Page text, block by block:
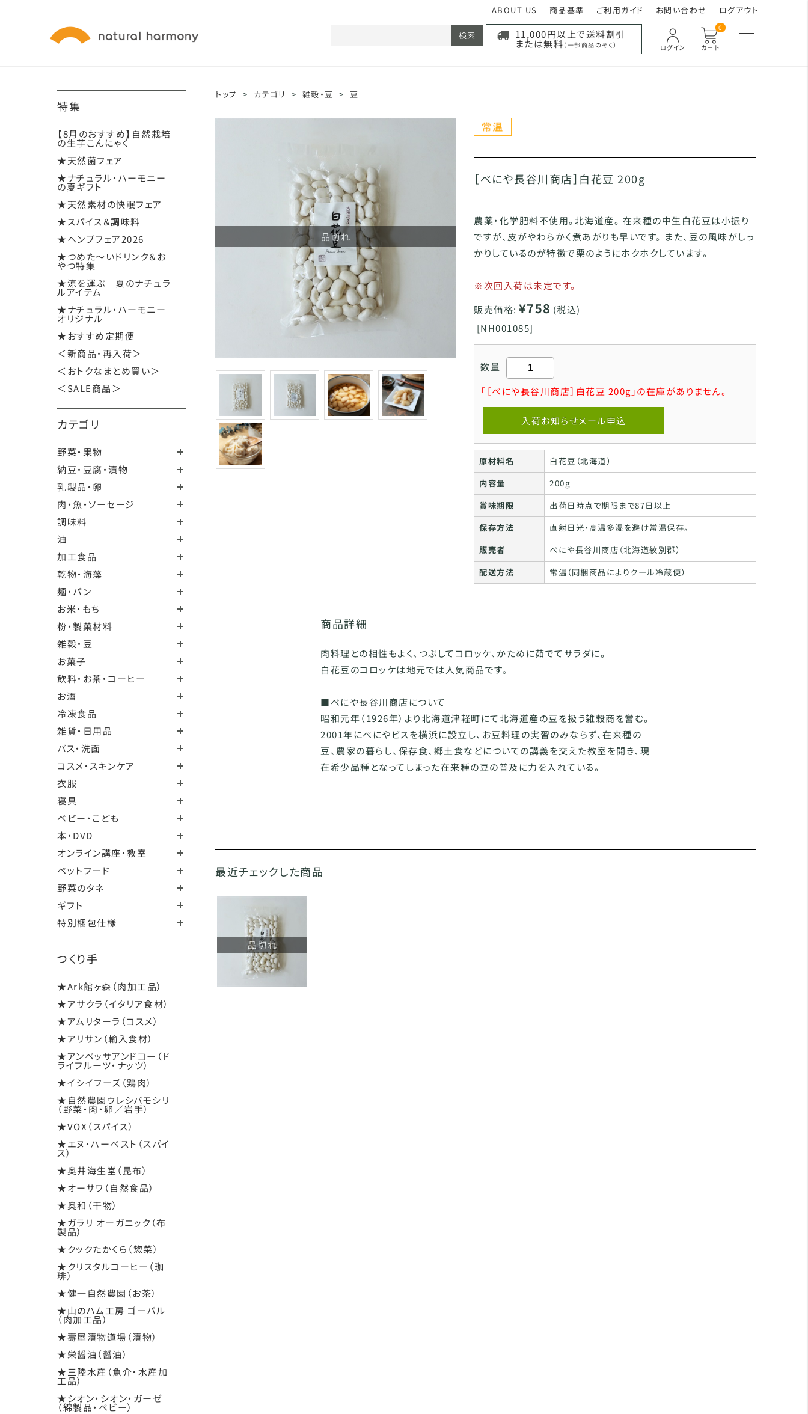
ABOUT US 商品基準 ご利用ガイド お問い合わせ ログアウト
カート
0
ログイン
11,000円以上で送料割引
または無料 （一部商品のぞく）
検索
特集
【8月のおすすめ】自然栽培
の生芋こんにゃく
★天然菌フェア
★ナチュラル・ハーモニー
の夏ギフト
★天然素材の快眠フェア
★スパイス＆調味料
★ヘンプフェア2026
★つめた～いドリンク＆お
やつ特集
★涼を運ぶ 夏のナチュラ
ルアイテム
★ナチュラル・ハーモニー
オリジナル
★おすすめ定期便
＜新商品・再入荷＞
＜おトクなまとめ買い＞
＜SALE商品＞
カテゴリ
野菜・果物
納豆・豆腐・漬物
乳製品・卵
肉・魚・ソーセージ
調味料
油
加工食品
乾物・海藻
麺・パン
お米・もち
粉・製菓材料
雑穀・豆
お菓子
飲料・お茶・コーヒー
お酒
冷凍食品
雑貨・日用品
バス・洗面
コスメ・スキンケア
衣服
寝具
ベビー・こども
本・DVD
オンライン講座・教室
ペットフード
野菜のタネ
ギフト
特別梱包仕様
つくり手
★Ark館ヶ森（肉加工品）
★アサクラ（イタリア食材）
★アムリターラ（コスメ）
★アリサン（輸入食材）
★アンベッサアンドコー（ド
ライフルーツ・ナッツ）
★イシイフーズ（鶏肉）
★自然農園ウレシパモシリ
（野菜・肉・卵／岩手）
★VOX（スパイス）
★エヌ・ハーベスト（スパイ
ス）
★奥井海生堂（昆布）
★オーサワ（自然食品）
★奥和（干物）
★ガラリ オーガニック（布
製品）
★クックたかくら（惣菜）
★クリスタルコーヒー（珈
琲）
★健一自然農園（お茶）
★山のハム工房 ゴーバル
（肉加工品）
★壽屋漬物道場（漬物）
★栄醤油（醤油）
★三陸水産（魚介・水産加
工品）
★シオン・シオン・ガーゼ
（綿製品・ベビー）
トップ > カテゴリ > 雑穀・豆 > 豆
品切れ
［べにや長谷川商店］白花豆 200g
農薬・化学肥料不使用。北海道産。 在来種の中生白花豆は小振り
ですが、皮がやわらかく煮あがりも早いです。 また、豆の風味がしっ
かりしているのが特徴で栗のようにホクホクしています。
※次回入荷は未定です。
販売価格: ¥758 (税込)
[NH001085]
数量
「［べにや長谷川商店］白花豆 200g」の在庫がありません。
入荷お知らせメール申込
原材料名
白花豆（北海道）
内容量
200g
賞味期限
出荷日時点で期限まで87日以上
保存方法
直射日光・高温多湿を避け常温保存。
販売者
べにや長谷川商店（北海道紋別郡）
配送方法
常温（同梱商品によりクール冷蔵便）
商品詳細
肉料理との相性もよく、つぶしてコロッケ、かために茹でてサラダに。
白花豆のコロッケは地元では人気商品です。
■べにや長谷川商店について
昭和元年（1926年）より北海道津軽町にて北海道産の豆を扱う雑穀商を営む。
2001年にべにやビスを横浜に設立し、お豆料理の実習のみならず、在来種の
豆、農家の暮らし、保存食、郷土食などについての講義を交えた教室を開き、現
在希少品種となってしまった在来種の豆の普及に力を入れている。
最近チェックした商品
品切れ